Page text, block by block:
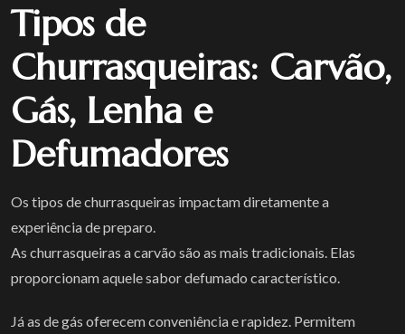
Tipos de
Churrasqueiras: Carvão,
Gás, Lenha e
Defumadores
Os tipos de churrasqueiras impactam diretamente a
experiência de preparo.
As churrasqueiras a carvão são as mais tradicionais. Elas
proporcionam aquele sabor defumado característico.
Já as de gás oferecem conveniência e rapidez. Permitem